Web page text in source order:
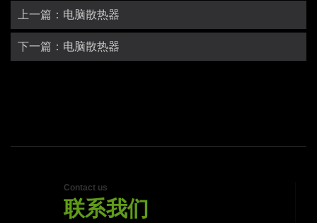
上一篇：电脑散热器
下一篇：电脑散热器
Contact us
联系我们